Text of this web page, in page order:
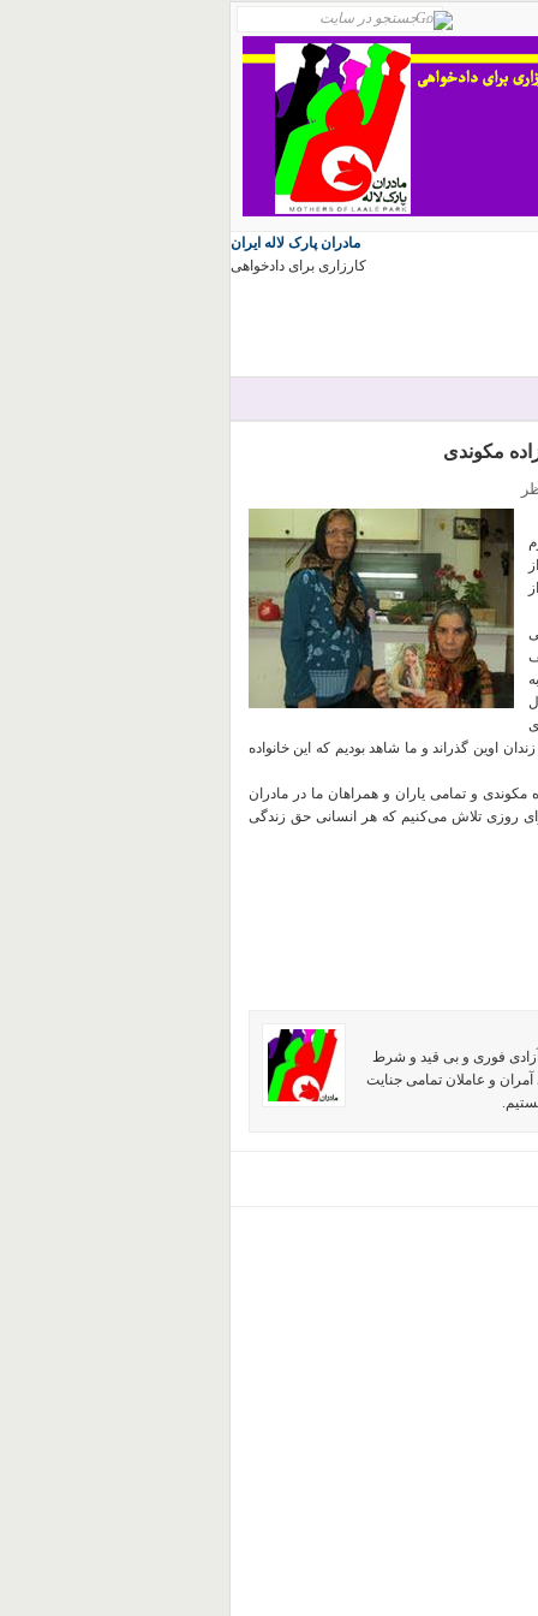
مادران پارک لاله ایران
کارزاری برای دادخواهی
مکوندی
اوین گذراند و ما شاهد بودیم که این خانواده
مکوندی و تمامی یاران و همراهان ما در مادران
روزی تلاش می‌کنیم که هر انسانی حق زندگی
آزادی فوری و بی قید و شرط
و عاملان تمامی جنایت